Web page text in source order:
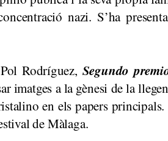
nazi. S’ha
Rodríguez, Segundo
imatges a la gènesi de la
en els papers
de Màlaga.